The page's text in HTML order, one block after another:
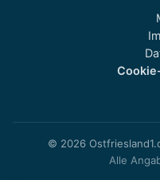
© 2026
Alle